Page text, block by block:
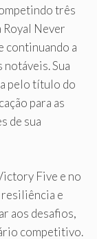
três
Never
continuando a
Sua
pelo título do
para as
de sua
Five e no
e
aos desafios,
competitivo.